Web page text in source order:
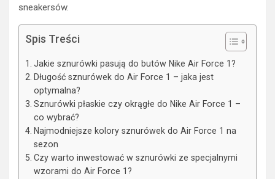
sneakersów.
Spis Treści
Jakie sznurówki pasują do butów Nike Air Force 1?
Długość sznurówek do Air Force 1 – jaka jest
optymalna?
Sznurówki płaskie czy okrągłe do Nike Air Force 1 –
co wybrać?
Najmodniejsze kolory sznurówek do Air Force 1 na
sezon
Czy warto inwestować w sznurówki ze specjalnymi
wzorami do Air Force 1?